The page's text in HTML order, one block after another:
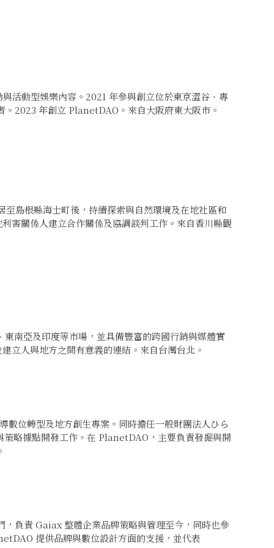
活動型娛樂內容。2021 年參與創立位於東京澀谷、專
2023 年創立 PlanetDAO。來自大阪府東大阪市。
根縣海士町後，持續探索與自然環境及在地社區和
害關係人建立合作關係及協調談判工作。來自香川縣觀
南亞及印度等市場，並具備豐富的跨國行銷與媒體實
立人與地方之間有意義的連結。來自台灣台北。
位轉型及地方創生專案。同時擔任一般財團法人ひら
略據點開發工作。在 PlanetDAO，主要負責發掘與開
負責 Gaiax 整體企業品牌策略與管理至今，同時也參
提供品牌與數位設計方面的支援，並代表